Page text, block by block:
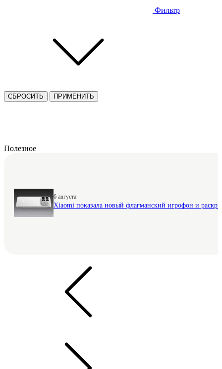
Фильтр
СБРОСИТЬ ПРИМЕНИТЬ
Полезное
6 августа
Xiaomi показала новый флагманский игрофон и